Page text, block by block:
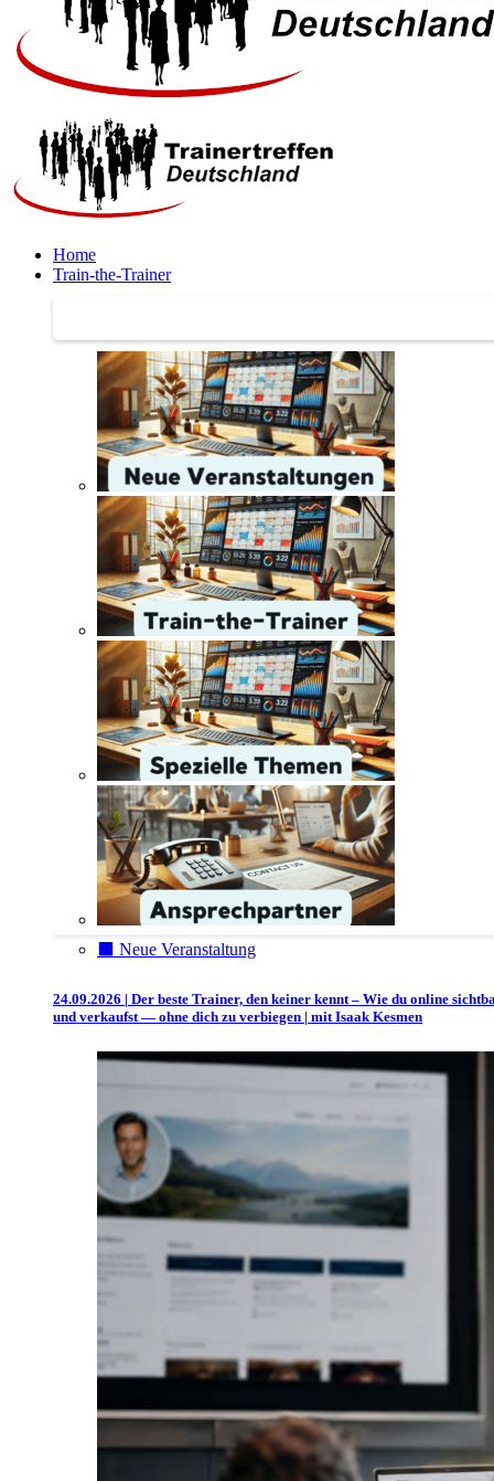
Home
Train-the-Trainer
⬛️ Neue Veranstaltung
24.09.2026 | Der beste Trainer, den keiner kennt – Wie du online
und verkaufst — ohne dich zu verbiegen | mit Isaak Kesmen